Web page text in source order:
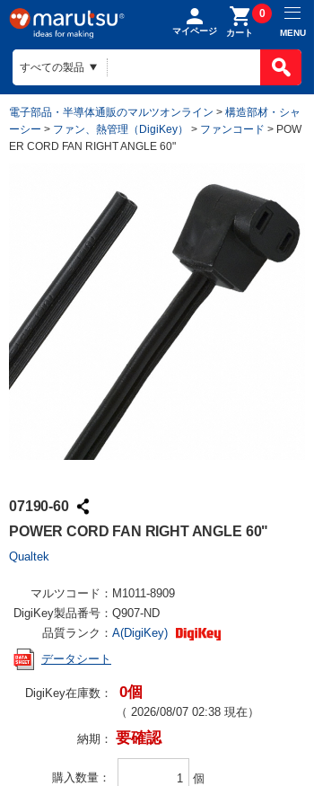
マイページ カート
0
MENU
電子部品・半導体通販のマルツオンライン > 構造部材・シャ
ーシー > ファン、熱管理（DigiKey） > ファンコード > POW
ER CORD FAN RIGHT ANGLE 60"
07190-60
POWER CORD FAN RIGHT ANGLE 60"
Qualtek
マルツコード： M1011-8909
DigiKey製品番号： Q907-ND
品質ランク： A(DigiKey)
データシート
DigiKey在庫数： 0個
（ 2026/08/07 02:38 現在）
納期： 要確認
購入数量 個